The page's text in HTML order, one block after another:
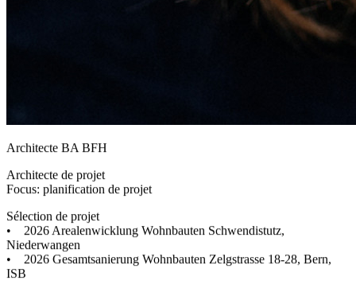
Architecte BA BFH
Architecte de projet
Focus: planification de projet
Sélection de projet
• 2026 Arealenwicklung Wohnbauten Schwendistutz,
Niederwangen
• 2026 Gesamtsanierung Wohnbauten Zelgstrasse 18-28, Bern,
ISB